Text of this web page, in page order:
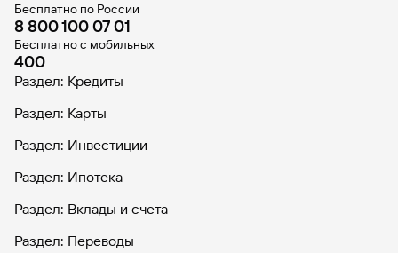
Бесплатно по России
8 800 100 07 01
Бесплатно с мобильных
400
Раздел: Кредиты
Раздел: Карты
Раздел: Инвестиции
Раздел: Ипотека
Раздел: Вклады и счета
Раздел: Переводы